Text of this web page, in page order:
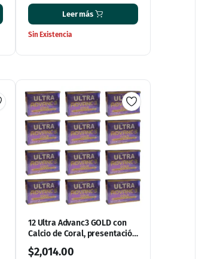
Leer más
Sin Existencia
12 Ultra Advanc3 GOLD con
Calcio de Coral, presentación
fuerte
$2,014.00